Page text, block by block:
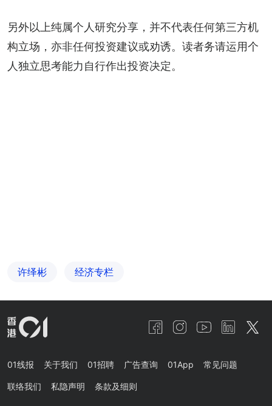
另外以上纯属个人研究分享，并不代表任何第三方机
构立场，亦非任何投资建议或劝诱。读者务请运用个
人独立思考能力自行作出投资决定。
许绎彬 经济专栏
01线报 关于我们 01招聘 广告查询 01App 常见问题
联络我们 私隐声明 条款及细则